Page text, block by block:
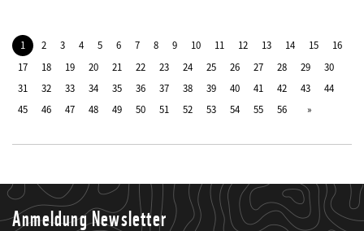
1 2 3 4 5 6 7 8 9 10 11 12 13 14 15
16
17
18 19 20 21 22 23 24 25 26 27 28 29
30
31
32 33 34 35 36 37 38 39 40 41 42 43
44
45
46 47 48 49 50 51 52 53 54 55 56
Anmeldung Newsletter